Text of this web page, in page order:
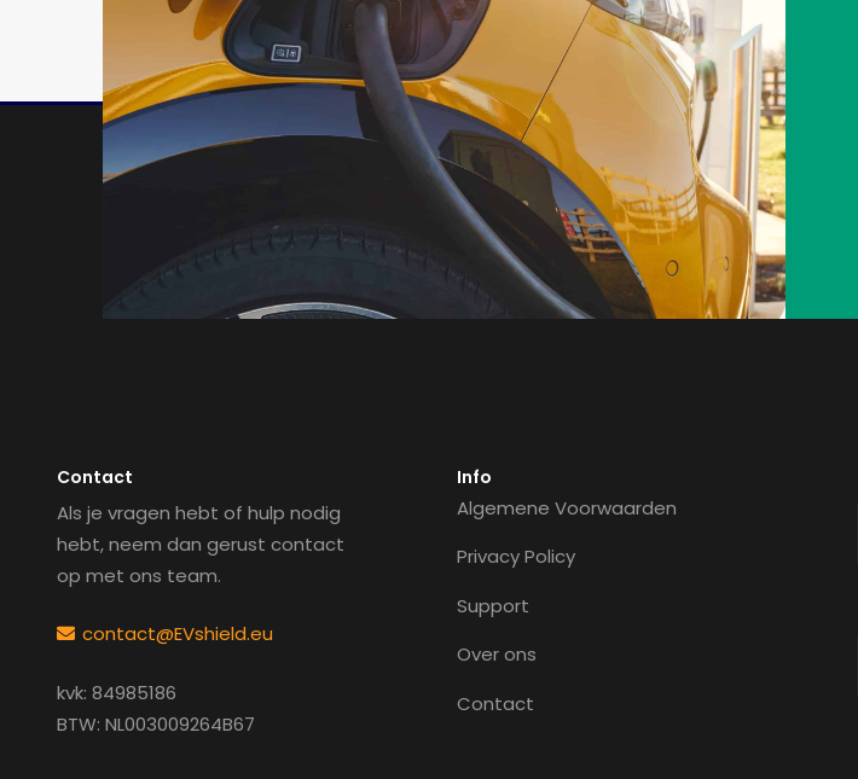
Contact
Als je vragen hebt of hulp nodig
hebt, neem dan gerust contact
op met ons team.
contact@EVshield.eu
kvk: 84985186
BTW: NL003009264B67
Info
Algemene Voorwaarden
Privacy Policy
Support
Over ons
Contact